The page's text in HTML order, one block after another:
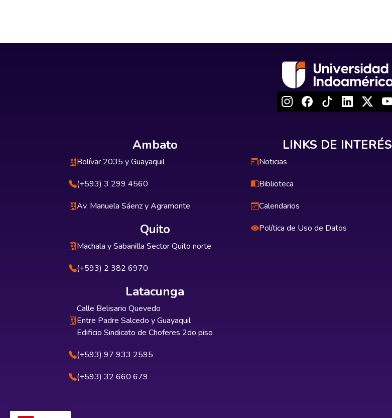
Ambato
Bolívar 2035 y Guayaquil
(+593) 3 299 4560
Av. Manuela Sáenz y Agramonte
Quito
Machala y Sabanilla Sector Quito norte
(+593) 2 382 6970
Latacunga
Calle Belisario Quevedo
Entre Padre Salcedo y Guayaquil
Edificio Sindicato de Choferes 2do piso
(+593) 97 933 2595
(+593) 32 660 679
LINKS DE INTERÉS
Noticias
Biblioteca
Calendarios
Política de Uso de Datos